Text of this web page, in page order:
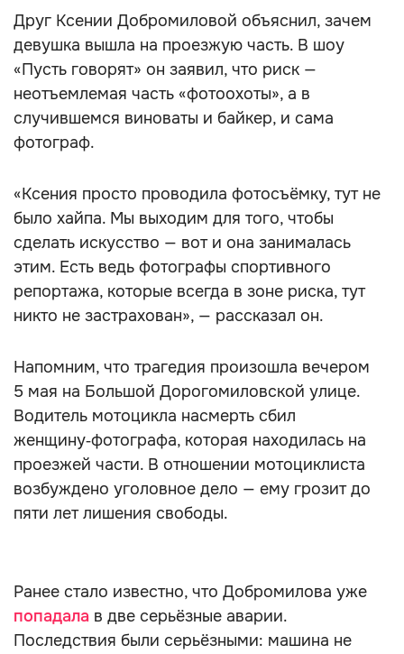
Друг Ксении Добромиловой объяснил, зачем
девушка вышла на проезжую часть. В шоу
«Пусть говорят» он заявил, что риск —
неотъемлемая часть «фотоохоты», а в
случившемся виноваты и байкер, и сама
фотограф.
«Ксения просто проводила фотосъёмку, тут не
было хайпа. Мы выходим для того, чтобы
сделать искусство — вот и она занималась
этим. Есть ведь фотографы спортивного
репортажа, которые всегда в зоне риска, тут
никто не застрахован», — рассказал он.
Напомним, что трагедия произошла вечером
5 мая на Большой Дорогомиловской улице.
Водитель мотоцикла насмерть сбил
женщину‑фотографа, которая находилась на
проезжей части. В отношении мотоциклиста
возбуждено уголовное дело — ему грозит до
пяти лет лишения свободы.
Ранее стало известно, что Добромилова уже
попадала в две серьёзные аварии.
Последствия были серьёзными: машина не